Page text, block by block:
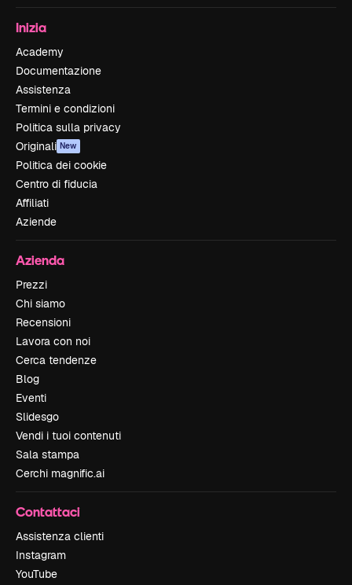
Inizia
Academy
Documentazione
Assistenza
Termini e condizioni
Politica sulla privacy
Originali New
Politica dei cookie
Centro di fiducia
Affiliati
Aziende
Azienda
Prezzi
Chi siamo
Recensioni
Lavora con noi
Cerca tendenze
Blog
Eventi
Slidesgo
Vendi i tuoi contenuti
Sala stampa
Cerchi magnific.ai
Contattaci
Assistenza clienti
Instagram
YouTube